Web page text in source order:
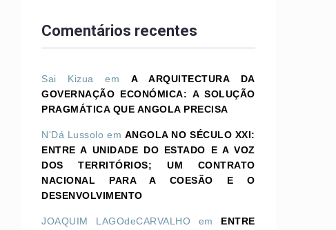
Comentários recentes
Sai Kizua emA ARQUITECTURA DA
GOVERNAÇÃO ECONÓMICA: A SOLUÇÃO
PRAGMÁTICA QUE ANGOLA PRECISA
N'Dá Lussolo em ANGOLA NO SÉCULO XXI:
ENTRE A UNIDADE DO ESTADO E A VOZ
DOS TERRITÓRIOS; UM CONTRATO
NACIONAL PARA A COESÃO E O
DESENVOLVIMENTO
JOAQUIM LAGOdeCARVALHO em ENTRE